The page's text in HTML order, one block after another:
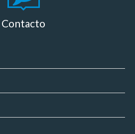
Contacto